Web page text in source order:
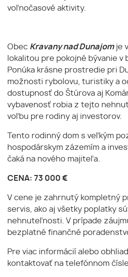
voľnočasové aktivity.
Obec Kravany nad Dunajomje
lokalitou pre pokojné bývanie v
Ponúka krásne prostredie pri
možnosti rybolovu, turistiky a
dostupnosť do Štúrova aj
vybavenosť robia z tejto
voľbu pre rodiny aj investorov.
Tento rodinný dom s veľkým
hospodárskym zázemím a
čaká na nového majiteľa.
CENA: 73 000 €
V cene je zahrnutý kompletný
servis, ako aj všetky poplatky
nehnuteľnosti. V prípade
bezplatné finančné
Pre viac informácií alebo
kontaktovať na telefónnom čísle: